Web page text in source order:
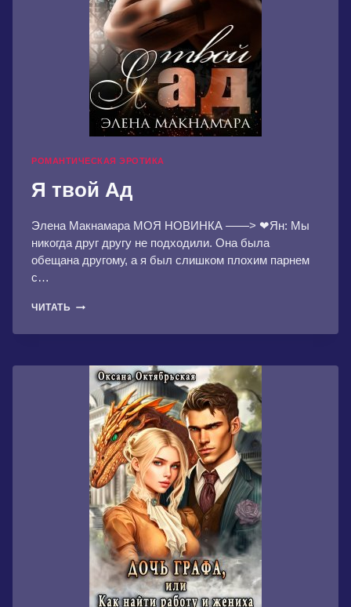
РОМАНТИЧЕСКАЯ ЭРОТИКА
Я твой Ад
Элена Макнамара МОЯ НОВИНКА ——> ❤Ян: Мы
никогда друг другу не подходили. Она была
обещана другому, а я был слишком плохим парнем
с…
ЧИТАТЬ Я
АД